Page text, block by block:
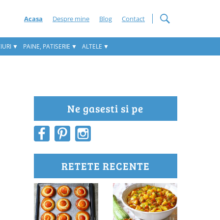
Acasa Despre mine Blog Contact
PAINE, PATISERIE ALTELE
Ne gasesti si pe
RETETE RECENTE